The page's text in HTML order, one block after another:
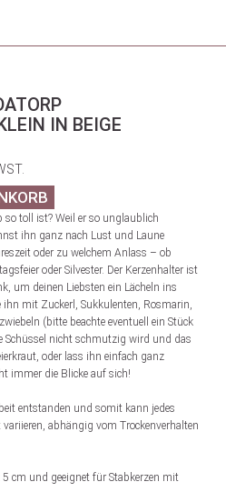
IN BEIGE
toll ist? Weil er so unglaublich
ihn ganz nach Lust und Laune
oder zu welchem Anlass – ob
oder Silvester. Der Kerzenhalter ist
um deinen Liebsten ein Lächeln ins
ihn mit Zuckerl, Sukkulenten, Rosmarin,
(bitte beachte eventuell ein Stück
Schüssel nicht schmutzig wird und das
oder lass ihn einfach ganz
immer die Blicke auf sich!
entstanden und somit kann jedes
abhängig vom Trockenverhalten
cm und geeignet für Stabkerzen mit